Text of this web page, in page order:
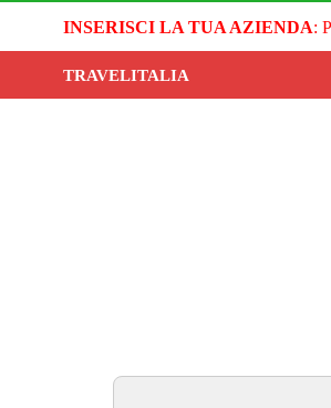
INSERISCI LA TUA AZIENDA:
TRAVELITALIA